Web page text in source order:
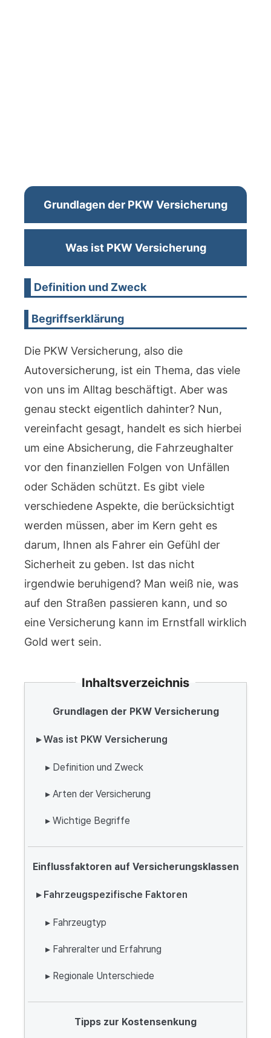
Grundlagen der PKW Versicherung
Was ist PKW Versicherung
Definition und Zweck
Begriffserklärung
Die PKW Versicherung, also die
Autoversicherung, ist ein Thema, das viele
von uns im Alltag beschäftigt. Aber was
genau steckt eigentlich dahinter? Nun,
vereinfacht gesagt, handelt es sich hierbei
um eine Absicherung, die Fahrzeughalter
vor den finanziellen Folgen von Unfällen
oder Schäden schützt. Es gibt viele
verschiedene Aspekte, die berücksichtigt
werden müssen, aber im Kern geht es
darum, Ihnen als Fahrer ein Gefühl der
Sicherheit zu geben. Ist das nicht
irgendwie beruhigend? Man weiß nie, was
auf den Straßen passieren kann, und so
eine Versicherung kann im Ernstfall wirklich
Gold wert sein.
Inhaltsverzeichnis
Grundlagen der PKW Versicherung
▸ Was ist PKW Versicherung
▸ Definition und Zweck
▸ Arten der Versicherung
▸ Wichtige Begriffe
Einflussfaktoren auf Versicherungsklassen
▸ Fahrzeugspezifische Faktoren
▸ Fahrzeugtyp
▸ Fahreralter und Erfahrung
▸ Regionale Unterschiede
Tipps zur Kostensenkung